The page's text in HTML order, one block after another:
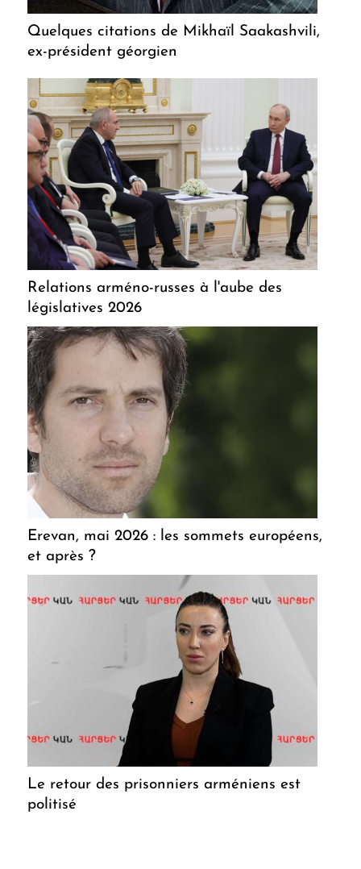
Quelques citations de Mikhaïl Saakashvili,
ex-président géorgien
Relations arméno-russes à l'aube des
législatives 2026
Erevan, mai 2026 : les sommets européens,
et après ?
Le retour des prisonniers arméniens est
politisé